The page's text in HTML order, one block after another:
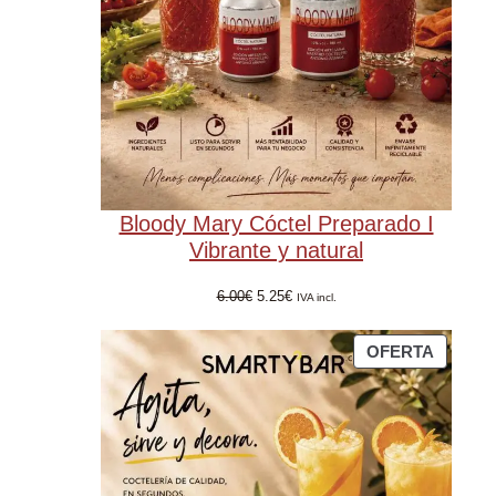
Bloody Mary Cóctel Preparado I
Vibrante y natural
6.00€ El
original
era:
6.00€.
5.25€El
actual
es:
5.25€.
IVA incl.
OFERTA
EN